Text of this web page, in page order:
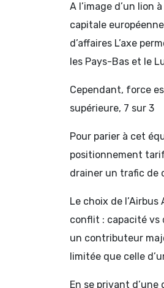
A l’image d’un lion
capitale
d’affaires L’axe
les Pays-Bas et le
Cependant, force
supérieure, 7 sur 3
Pour parier à cet
positionnement
drainer un trafic de
Le choix de
conflit : capacité vs
un contributeur
limitée que celle
En se privant